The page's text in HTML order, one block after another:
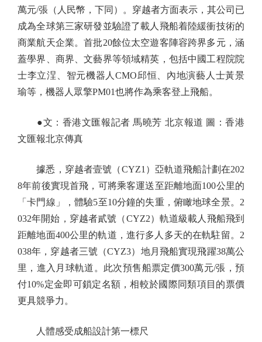
萬元/張（人民幣，下同）。穿越者方面表示，其公司已
成為全球第三家研發並驗證了載人飛船着陸緩衝技術的
商業航天企業。首批20餘位太空遊客陣容跨界多元，涵
蓋學界、商界、文藝界等領域精英，包括中國工程院院
士李立浧、智元機器人CMO邱恒、內地演藝人士黃景
瑜等，機器人眾擎PM01也將作為乘客登上飛船。
●文：香港文匯報記者 馬曉芳 北京報道 圖：香港
文匯報北京傳真
據悉，穿越者壹號（CYZ1）亞軌道飛船計劃在202
8年前後實現首飛，可將乘客運送至距離地面100公里的
「卡門線」，體驗5至10分鐘的失重，俯瞰地球全景。2
032年開始，穿越者貳號（CYZ2）軌道級載人飛船飛到
距離地面400公里的軌道，進行多人多天的在軌駐留。2
038年，穿越者三號（CYZ3）地月飛船實現飛躍38萬公
里，進入月球軌道。此次預售船票定價300萬元/張，預
付10%定金即可鎖定名額，相較於國際同類項目的票價
更具競爭力。
人體感受成船設計第一標尺